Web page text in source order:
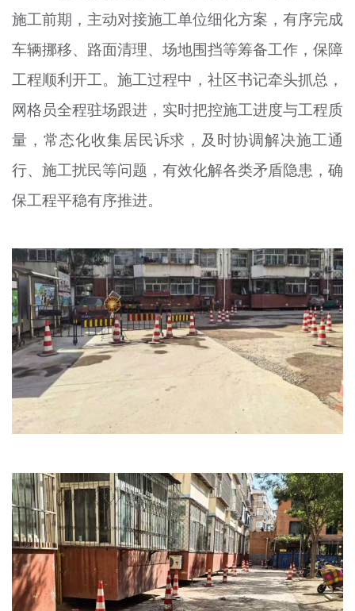
施工前期，主动对接施工单位细化方案，有序完成
车辆挪移、路面清理、场地围挡等筹备工作，保障
工程顺利开工。施工过程中，社区书记牵头抓总，
网格员全程驻场跟进，实时把控施工进度与工程质
量，常态化收集居民诉求，及时协调解决施工通
行、施工扰民等问题，有效化解各类矛盾隐患，确
保工程平稳有序推进。